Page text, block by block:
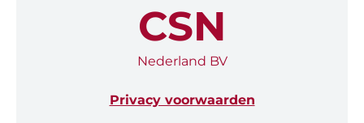
CSN
Nederland BV
Privacy voorwaarden